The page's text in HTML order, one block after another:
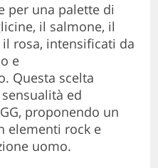
per una palette di
il salmone, il
rosa, intensificati da
e
Questa scelta
ed
proponendo un
elementi rock e
uomo.